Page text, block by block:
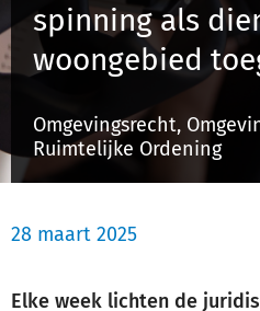
Juridisch Advies
Schulinck Omgevingsrecht
Over ons
Contact
spinning als
woongebied
Omgevingsrecht,
Ruimtelijke Ordening
28 maart 2025
Elke week lichten de